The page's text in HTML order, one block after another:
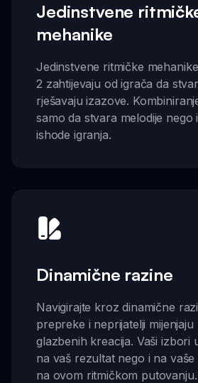
Jedinstvene
mehanike
Jedinstvene ritmičke
2 zahtijevaju od igrača da
rješavaju izazove.
samo da stvara melodije nego
ishode igranja.
Dinamične razine
Navigirajte kroz dinamične
prepreke i neprijatelji mijenjaju
glazbenih kreacija. Vaši izbori
na vaš rezultat nego i na
na ovom ritmičkom putovanju.